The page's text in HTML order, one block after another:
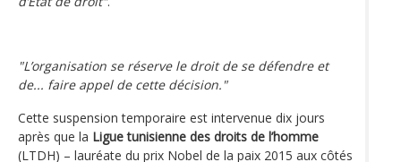
"L’organisation se réserve le droit de se défendre et
de... faire appel de cette décision."
Cette suspension temporaire est intervenue dix jours
après que la Ligue tunisienne des droits de l’homme
(LTDH) – lauréate du prix Nobel de la paix 2015 aux côtés